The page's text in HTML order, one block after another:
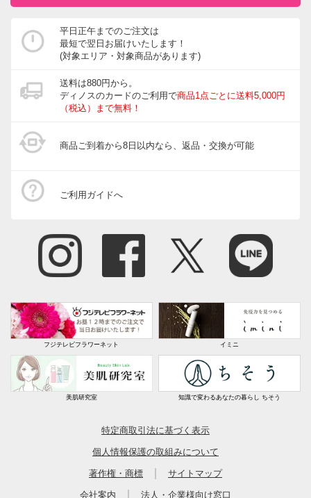
平日正午までのご注文は
最短で翌日お届けいたします！
(対象エリア・対象商品があります)
送料は880円から。
ディノスのカードのご利用で商品1点ごとに送料5,000円
（税込）まで無料！
商品ご到着から8日以内なら、返品・交換が可能
ご利用ガイドへ
フジテレビフラワーネット イミニ
美肌研究室 知識で変わるあなたの暮らし ちそう
特定商取引法に基づく表示
個人情報保護の取組みについて
著作権・商標 サイトマップ
会社案内 法人・企業様向け窓口